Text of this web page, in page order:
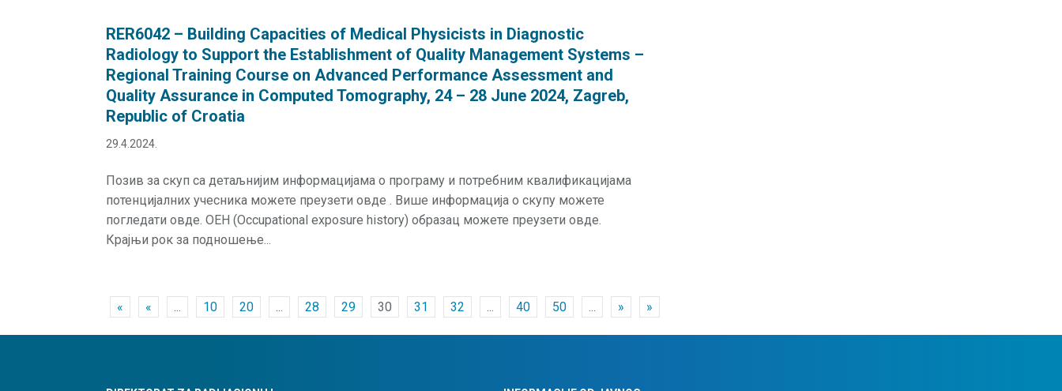
RER6042 – Building Capacities of Medical Physicists in Diagnostic
Radiology to Support the Establishment of Quality Management Systems –
Regional Training Course on Advanced Performance Assessment and
Quality Assurance in Computed Tomography, 24 – 28 June 2024, Zagreb,
Republic of Croatia
29.4.2024.
Позив за скуп са детаљнијим информацијама о програму и потребним квалификацијама
потенцијалних учесника можете преузети овде . Више информација о скупу можете
погледати овде. OEH (Occupational exposure history) образац можете преузети овде.
Крајњи рок за подношење...
« « ... 10 20 ... 28 29 30 31 32 ... 40 50 ... » »